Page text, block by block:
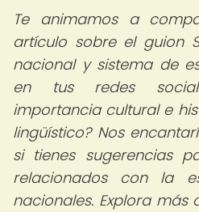
Te animamos a
artículo sobre el guion
nacional y sistema de
en tus redes
importancia cultural e
lingüístico? Nos
si tienes sugerencias
relacionados con la
nacionales. Explora más